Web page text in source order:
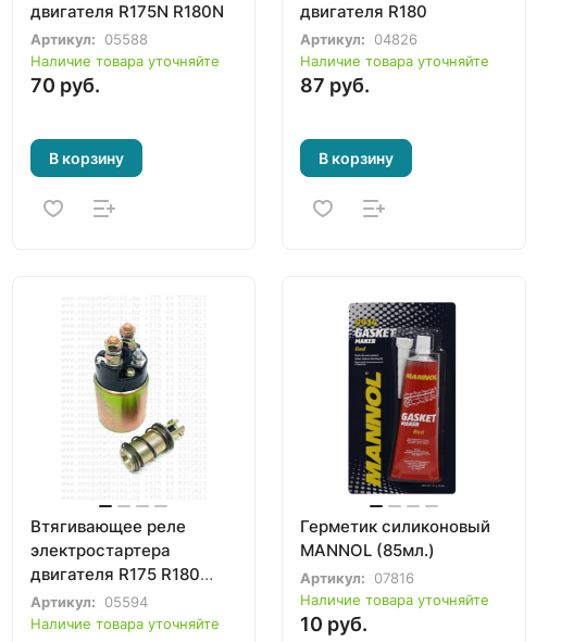
двигателя R175N R180N
Артикул:
05588
Наличие товара уточняйте
70 руб.
В корзину
двигателя R180
Артикул:
04826
Наличие товара уточняйте
87 руб.
В корзину
Втягивающее реле
электростартера
двигателя R175 R180
R190 R192 R195 R18​
Артикул:
05594
Наличие товара уточняйте
Герметик силиконовый
MANNOL (85мл.)
Артикул:
07816
Наличие товара уточняйте
10 руб.